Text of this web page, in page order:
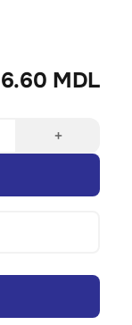
6.60 MDL
+